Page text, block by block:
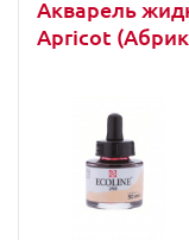
Акварель
Apricot